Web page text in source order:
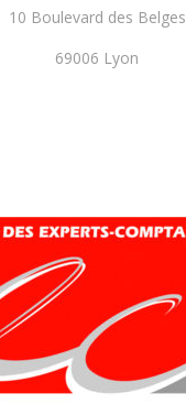
10 Boulevard des Belges
69006 Lyon